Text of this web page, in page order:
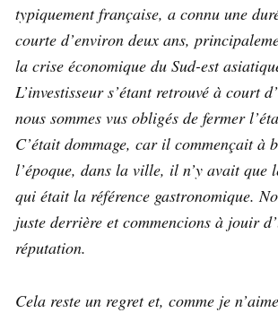
typiquement française, a connu une
courte d’environ deux ans,
la crise économique du Sud-est
L’investisseur s’étant retrouvé à court
nous sommes vus obligés de fermer
C’était dommage, car il commençait à
l’époque, dans la ville, il n’y avait que
qui était la référence gastronomique.
juste derrière et commencions à jouir
réputation.
Cela reste un regret et, comme je